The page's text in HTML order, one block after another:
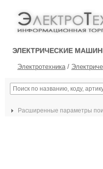
ЭЛЕКТРИЧЕСКИЕ
Электротехника/
Расширенные параметры